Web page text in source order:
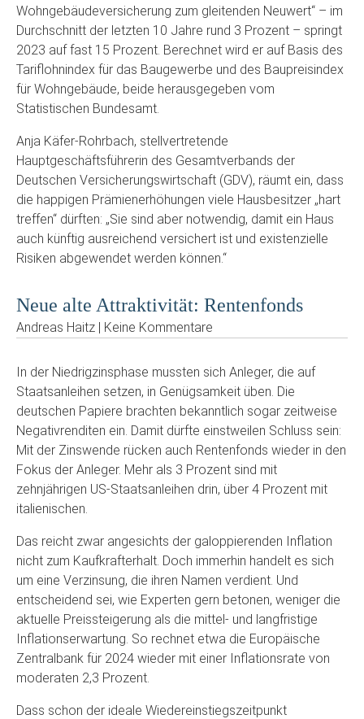
Wohngebäudeversicherung zum gleitenden Neuwert“ – im
Durchschnitt der letzten 10 Jahre rund 3 Prozent – springt
2023 auf fast 15 Prozent. Berechnet wird er auf Basis des
Tariflohnindex für das Baugewerbe und des Baupreisindex
für Wohngebäude, beide herausgegeben vom
Statistischen Bundesamt.
Anja Käfer-Rohrbach, stellvertretende
Hauptgeschäftsführerin des Gesamtverbands der
Deutschen Versicherungswirtschaft (GDV), räumt ein, dass
die happigen Prämienerhöhungen viele Hausbesitzer „hart
treffen“ dürften: „Sie sind aber notwendig, damit ein Haus
auch künftig ausreichend versichert ist und existenzielle
Risiken abgewendet werden können.“
Neue alte Attraktivität: Rentenfonds
Andreas Haitz | Keine Kommentare
In der Niedrigzinsphase mussten sich Anleger, die auf
Staatsanleihen setzen, in Genügsamkeit üben. Die
deutschen Papiere brachten bekanntlich sogar zeitweise
Negativrenditen ein. Damit dürfte einstweilen Schluss sein:
Mit der Zinswende rücken auch Rentenfonds wieder in den
Fokus der Anleger. Mehr als 3 Prozent sind mit
zehnjährigen US-Staatsanleihen drin, über 4 Prozent mit
italienischen.
Das reicht zwar angesichts der galoppierenden Inflation
nicht zum Kaufkrafterhalt. Doch immerhin handelt es sich
um eine Verzinsung, die ihren Namen verdient. Und
entscheidend sei, wie Experten gern betonen, weniger die
aktuelle Preissteigerung als die mittel- und langfristige
Inflationserwartung. So rechnet etwa die Europäische
Zentralbank für 2024 wieder mit einer Inflationsrate von
moderaten 2,3 Prozent.
Dass schon der ideale Wiedereinstiegszeitpunkt